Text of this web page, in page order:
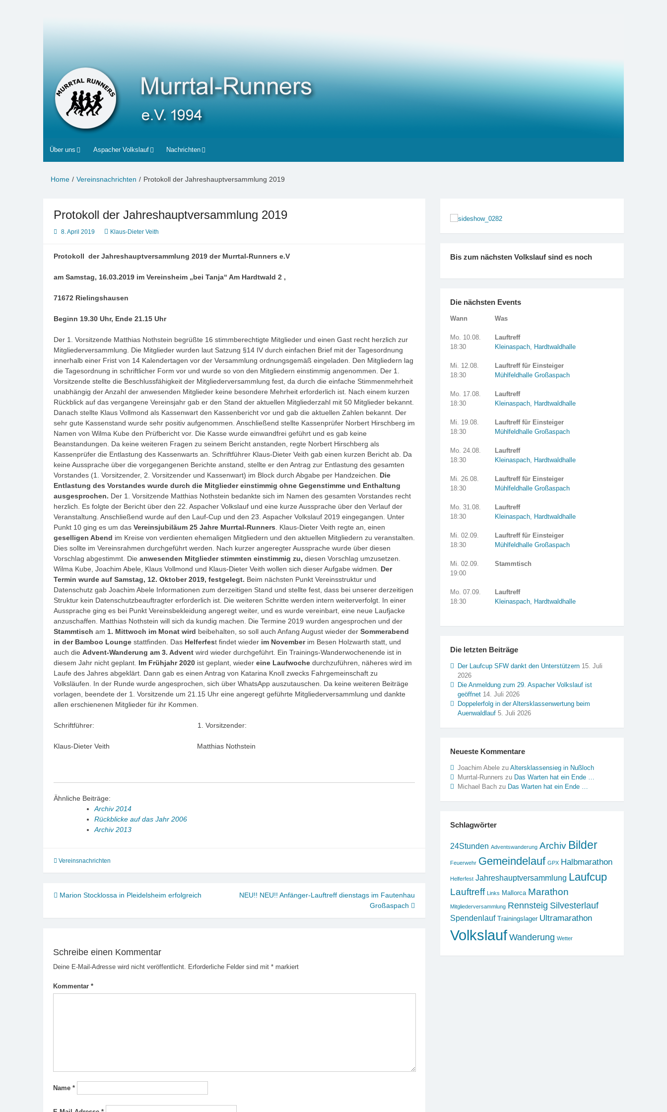
Über uns Aspacher Volkslauf Nachrichten
Home Vereinsnachrichten Protokoll der Jahreshauptversammlung 2019
Protokoll der Jahreshauptversammlung 2019
8. April 2019 Klaus-Dieter Veith
Protokoll der Jahreshauptversammlung 2019 der Murrtal-Runners e.V
am Samstag, 16.03.2019 im Vereinsheim „bei Tanja“ Am Hardtwald 2 ,
71672 Rielingshausen
Beginn 19.30 Uhr, Ende 21.15 Uhr
Der 1. Vorsitzende Matthias Nothstein begrüßte 16 stimmberechtigte Mitglieder und einen Gast recht herzlich zur
Mitgliederversammlung. Die Mitglieder wurden laut Satzung §14 IV durch einfachen Brief mit der Tagesordnung
innerhalb einer Frist von 14 Kalendertagen vor der Versammlung ordnungsgemäß eingeladen. Den Mitgliedern lag
die Tagesordnung in schriftlicher Form vor und wurde so von den Mitgliedern einstimmig angenommen. Der 1.
Vorsitzende stellte die Beschlussfähigkeit der Mitgliederversammlung fest, da durch die einfache Stimmenmehrheit
unabhängig der Anzahl der anwesenden Mitglieder keine besondere Mehrheit erforderlich ist. Nach einem kurzen
Rückblick auf das vergangene Vereinsjahr gab er den Stand der aktuellen Mitgliederzahl mit 50 Mitglieder bekannt.
Danach stellte Klaus Vollmond als Kassenwart den Kassenbericht vor und gab die aktuellen Zahlen bekannt. Der
sehr gute Kassenstand wurde sehr positiv aufgenommen. Anschließend stellte Kassenprüfer Norbert Hirschberg im
Namen von Wilma Kube den Prüfbericht vor. Die Kasse wurde einwandfrei geführt und es gab keine
Beanstandungen. Da keine weiteren Fragen zu seinem Bericht anstanden, regte Norbert Hirschberg als
Kassenprüfer die Entlastung des Kassenwarts an. Schriftführer Klaus-Dieter Veith gab einen kurzen Bericht ab. Da
keine Aussprache über die vorgegangenen Berichte anstand, stellte er den Antrag zur Entlastung des gesamten
Vorstandes (1. Vorsitzender, 2. Vorsitzender und Kassenwart) im Block durch Abgabe per Handzeichen. Die
Entlastung des Vorstandes wurde durch die Mitglieder einstimmig ohne Gegenstimme und Enthaltung
ausgesprochen. Der 1. Vorsitzende Matthias Nothstein bedankte sich im Namen des gesamten Vorstandes recht
herzlich. Es folgte der Bericht über den 22. Aspacher Volkslauf und eine kurze Aussprache über den Verlauf der
Veranstaltung. Anschließend wurde auf den Lauf-Cup und den 23. Aspacher Volkslauf 2019 eingegangen. Unter
Punkt 10 ging es um das Vereinsjubiläum 25 Jahre Murrtal-Runners . Klaus-Dieter Veith regte an, einen
geselligen Abend im Kreise von verdienten ehemaligen Mitgliedern und den aktuellen Mitgliedern zu veranstalten.
Dies sollte im Vereinsrahmen durchgeführt werden. Nach kurzer angeregter Aussprache wurde über diesen
Vorschlag abgestimmt. Die anwesenden Mitglieder stimmten einstimmig zu, diesen Vorschlag umzusetzen.
Wilma Kube, Joachim Abele, Klaus Vollmond und Klaus-Dieter Veith wollen sich dieser Aufgabe widmen. Der
Termin wurde auf Samstag, 12. Oktober 2019, festgelegt. Beim nächsten Punkt Vereinsstruktur und
Datenschutz gab Joachim Abele Informationen zum derzeitigen Stand und stellte fest, dass bei unserer derzeitigen
Struktur kein Datenschutzbeauftragter erforderlich ist. Die weiteren Schritte werden intern weiterverfolgt. In einer
Aussprache ging es bei Punkt Vereinsbekleidung angeregt weiter, und es wurde vereinbart, eine neue Laufjacke
anzuschaffen. Matthias Nothstein will sich da kundig machen. Die Termine 2019 wurden angesprochen und der
Stammtisch am 1. Mittwoch im Monat wird beibehalten, so soll auch Anfang August wieder der Sommerabend
in der Bamboo Lounge stattfinden. Das Helferfest findet wieder im Novemberim Besen Holzwarth statt, und
auch die Advent-Wanderung am 3. Advent wird wieder durchgeführt. Ein Trainings-Wanderwochenende ist in
diesem Jahr nicht geplant. Im Frühjahr 2020 ist geplant, wieder eine Laufwoche durchzuführen, näheres wird im
Laufe des Jahres abgeklärt. Dann gab es einen Antrag von Katarina Knoll zwecks Fahrgemeinschaft zu
Volksläufen. In der Runde wurde angesprochen, sich über WhatsApp auszutauschen. Da keine weiteren Beiträge
vorlagen, beendete der 1. Vorsitzende um 21.15 Uhr eine angeregt geführte Mitgliederversammlung und dankte
allen erschienenen Mitglieder für ihr Kommen.
Schriftführer: 1. Vorsitzender:
Klaus-Dieter Veith Matthias Nothstein
Ähnliche Beiträge:
Archiv 2014
Rückblicke auf das Jahr 2006
Archiv 2013
Vereinsnachrichten
Beitragsnavigation
Marion Stocklossa in Pleidelsheim erfolgreich
NEU!! NEU!! Anfänger-Lauftreff dienstags im Fautenhau
Großaspach
Schreibe einen Kommentar
Deine E-Mail-Adresse wird nicht veröffentlicht. Erforderliche Felder sind mit *markiert
Kommentar *
Name *
Bis zum nächsten Volkslauf sind es noch
Die nächsten Events
Wann Was
Mo. 10.08.
18:30
Lauftreff
Kleinaspach, Hardtwaldhalle
Mi. 12.08.
18:30
Lauftreff für Einsteiger
Mühlfeldhalle Großaspach
Mo. 17.08.
18:30
Lauftreff
Kleinaspach, Hardtwaldhalle
Mi. 19.08.
18:30
Lauftreff für Einsteiger
Mühlfeldhalle Großaspach
Mo. 24.08.
18:30
Lauftreff
Kleinaspach, Hardtwaldhalle
Mi. 26.08.
18:30
Lauftreff für Einsteiger
Mühlfeldhalle Großaspach
Mo. 31.08.
18:30
Lauftreff
Kleinaspach, Hardtwaldhalle
Mi. 02.09.
18:30
Lauftreff für Einsteiger
Mühlfeldhalle Großaspach
Mi. 02.09.
19:00
Stammtisch
Mo. 07.09.
18:30
Lauftreff
Kleinaspach, Hardtwaldhalle
Die letzten Beiträge
Der Laufcup SFW dankt den Unterstützern 15. Juli
2026
Die Anmeldung zum 29. Aspacher Volkslauf ist
geöffnet 14. Juli 2026
Doppelerfolg in der Altersklassenwertung beim
Auenwaldlauf 5. Juli 2026
Neueste Kommentare
Joachim Abelezu Altersklassensieg in Nußloch
Murrtal-Runners zu Das Warten hat ein Ende …
Michael Bachzu Das Warten hat ein Ende …
Schlagwörter
24Stunden Adventswanderung Archiv Bilder
Feuerwehr Gemeindelauf GPX Halbmarathon
Helferfest Jahreshauptversammlung Laufcup
Lauftreff Links Mallorca Marathon
Mitgliederversammlung Rennsteig Silvesterlauf
Spendenlauf Trainingslager Ultramarathon
Volkslauf Wanderung Wetter